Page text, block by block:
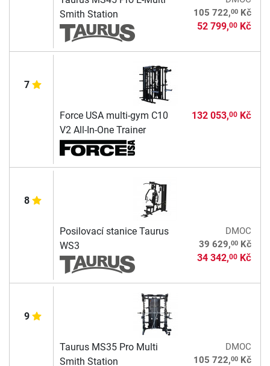
Smith Station
105 722,00Kč
52 799,00Kč
7
Force USA multi-gym C10
V2 All-In-One Trainer
132 053,00Kč
8
Posilovací stanice Taurus
WS3
DMOC
39 629,00Kč
34 342,00Kč
9
Taurus MS35 Pro Multi
Smith Station
DMOC
105 722,00Kč